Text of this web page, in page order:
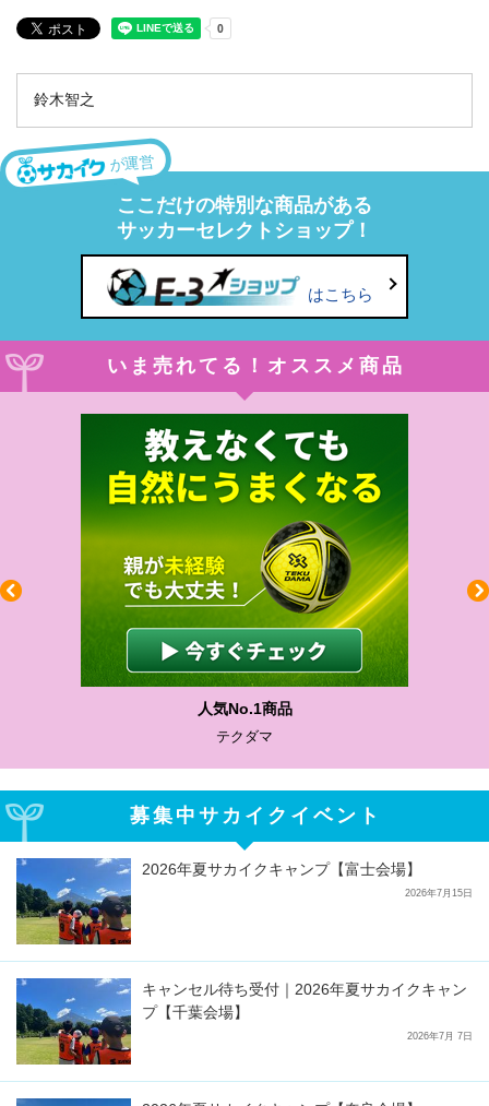
鈴木智之
が運営
ここだけの特別な商品がある
サッカーセレクトショップ！
はこちら
いま売れてる！オススメ商品
募集中サカイクイベント
2026年夏サカイクキャンプ【富士会場】
2026年7月15日
キャンセル待ち受付｜2026年夏サカイクキャン
プ【千葉会場】
2026年7月 7日